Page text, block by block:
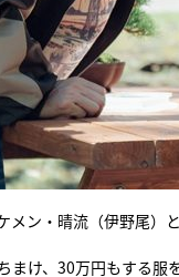
メン・晴流（伊野尾）
まけ、30万円もする